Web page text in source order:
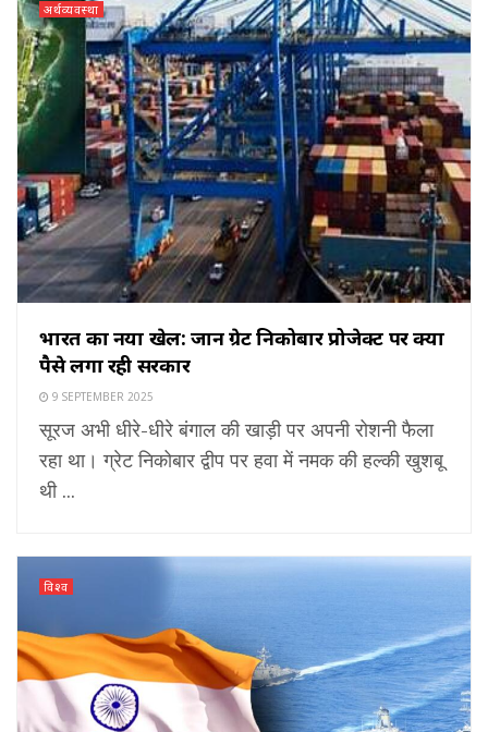
अर्थव्यवस्था
भारत का नया खेल: जानें ग्रेट निकोबार प्रोजेक्ट पर क्यों
पैसे लगा रही सरकार
9 SEPTEMBER 2025
सूरज अभी धीरे-धीरे बंगाल की खाड़ी पर अपनी रोशनी फैला
रहा था। ग्रेट निकोबार द्वीप पर हवा में नमक की हल्की खुशबू
थी ...
विश्व